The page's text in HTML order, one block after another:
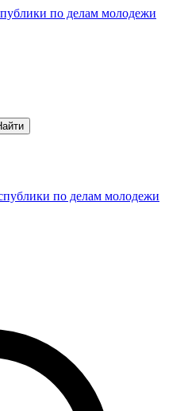
по делам молодежи
по делам молодежи